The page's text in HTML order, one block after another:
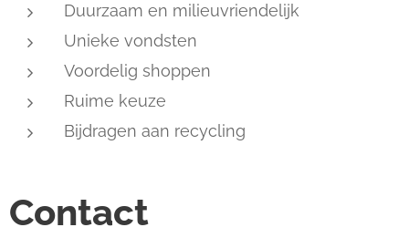
Duurzaam en milieuvriendelijk
Unieke vondsten
Voordelig shoppen
Ruime keuze
Bijdragen aan recycling
Contact